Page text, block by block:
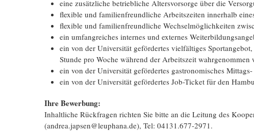
eine zusätzliche betriebliche Altersvorsorge über die
flexible und familienfreundliche Arbeitszeiten innerhalb
flexible und familienfreundliche Wechselmöglichkeiten
ein umfangreiches internes und externes
ein von der Universität gefördertes vielfältiges
Stunde pro Woche während der Arbeitszeit wahrgenommen
ein von der Universität gefördertes gastronomisches
ein von der Universität gefördertes Job-Ticket für den
Ihre Bewerbung:
Inhaltliche Rückfragen richten Sie bitte an die Leitung des
(andrea.japsen@leuphana.de), Tel: 04131.677-2971.